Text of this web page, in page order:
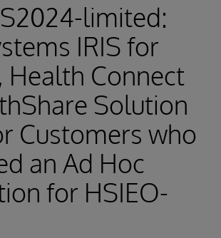
limited:
IRIS for
Health Connect
Solution
Customers who
an Ad Hoc
for HSIEO-